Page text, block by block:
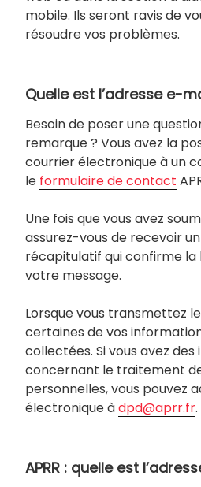
mobile. Ils seront ravis de
résoudre vos problèmes.
Quelle est l’adresse e-
Besoin de poser une
remarque ? Vous avez la
courrier électronique à un
le formulaire de contact
Une fois que vous avez
assurez-vous de recevoir
récapitulatif qui confirme
votre message.
Lorsque vous transmettez
certaines de vos
collectées. Si vous avez
concernant le traitement
personnelles, vous pouvez
électronique àdpd@aprr.fr.
APRR : quelle est